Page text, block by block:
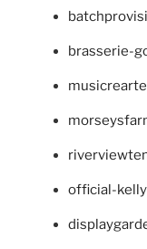
brasserie-
official-